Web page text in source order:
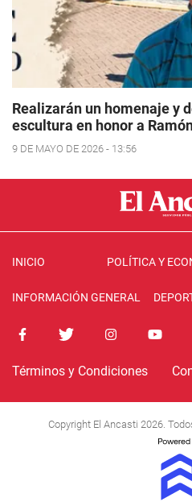
Realizarán un homenaje y
escultura en honor a
9 DE MAYO DE 2026 - 13:56
INICIO POLÍTICA Y
INFORMACIÓN GENERAL
Términos y Condiciones
Copyright El Ancasti 2026.